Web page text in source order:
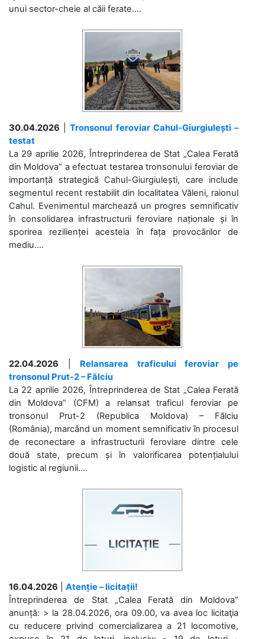
unui sector-cheie al căii ferate....
30.04.2026 |Tronsonul feroviar Cahul-Giurgiulești –
testat
La 29 aprilie 2026, Întreprinderea de Stat „Calea Ferată
din Moldova” a efectuat testarea tronsonului feroviar de
importanță strategică Cahul-Giurgiulești, care include
segmentul recent restabilit din localitatea Văleni, raionul
Cahul. Evenimentul marchează un progres semnificativ
în consolidarea infrastructurii feroviare naționale și în
sporirea rezilienței acesteia în fața provocărilor de
mediu....
22.04.2026
Relansarea traficului feroviar pe
tronsonul Prut-2 – Fălciu
La 22 aprilie 2026, Întreprinderea de Stat „Calea Ferată
din Moldova” (CFM) a relansat traficul feroviar pe
tronsonul Prut-2 (Republica Moldova) – Fălciu
(România), marcând un moment semnificativ în procesul
de reconectare a infrastructurii feroviare dintre cele
două state, precum și în valorificarea potențialului
logistic al regiunii....
16.04.2026
Atenție – licitații!
Întreprinderea de Stat „Calea Ferată din Moldova”
anunță: > la 28.04.2026, ora 09.00, va avea loc licitaţia
cu reducere privind comercializarea a 21 locomotive,